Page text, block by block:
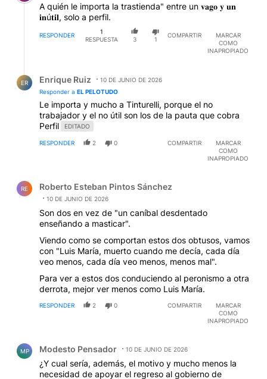
A quién le importa la trastienda" entre un 𝐯𝐚𝐠𝐨 𝐲 𝐮𝐧
𝐢𝐧ú𝐭𝐢𝐥, solo a perfil.
RESPONDER
1
RESPUESTA
3 1
COMPARTIR
MARCAR
COMO
INAPROPIADO
ER Enrique Ruiz
10 DE JUNIO DE 2026
Responder a EL PELOTUDO
Le importa y mucho a Tinturelli, porque el no
trabajador y el no útil son los de la pauta que cobra
Perfil
EDITADO
RESPONDER 2 0 COMPARTIR
MARCAR
COMO
INAPROPIADO
RE Roberto Esteban Pintos Sánchez
10 DE JUNIO DE 2026
Son dos en vez de "un caníbal desdentado
enseñando a masticar".
Viendo como se comportan estos dos obtusos, vamos
con "Luis María, muerto cuando me decía, cada día
veo menos, cada día veo menos, menos mal".
Para ver a estos dos conduciendo al peronismo a otra
derrota, mejor ver menos como Luis María.
RESPONDER 2 0 COMPARTIR
MARCAR
COMO
INAPROPIADO
MP Modesto Pensador 10 DE JUNIO DE 2026
¿Y cual sería, además, el motivo y mucho menos la
necesidad de apoyar el regreso al gobierno de